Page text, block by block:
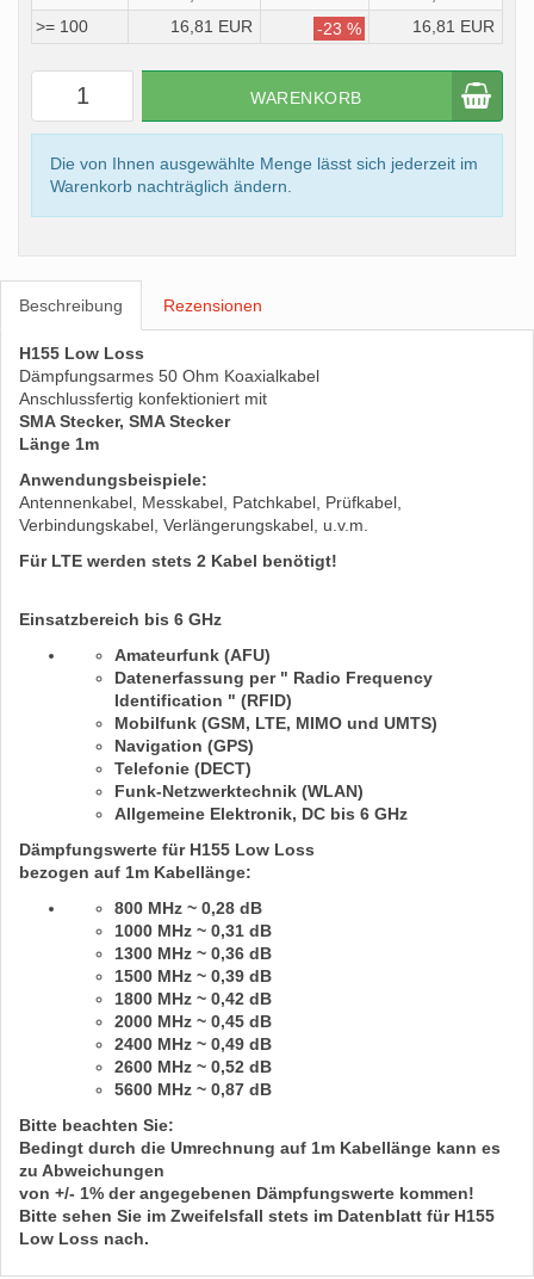
>= 100
16,81 EUR -23 % 16,81 EUR
WARENKORB
Die von Ihnen ausgewählte Menge lässt sich jederzeit im
Warenkorb nachträglich ändern.
Beschreibung Rezensionen
H155 Low Loss
Dämpfungsarmes 50 Ohm Koaxialkabel
Anschlussfertig konfektioniert mit
SMA Stecker, SMA Stecker
Länge 1m
Anwendungsbeispiele:
Antennenkabel, Messkabel, Patchkabel, Prüfkabel,
Verbindungskabel, Verlängerungskabel, u.v.m.
Für LTE werden stets 2 Kabel benötigt!
Einsatzbereich bis 6 GHz
Amateurfunk (AFU)
Datenerfassung per " Radio Frequency
Identification " (RFID)
Mobilfunk (GSM, LTE, MIMO und UMTS)
Navigation (GPS)
Telefonie (DECT)
Funk-Netzwerktechnik (WLAN)
Allgemeine Elektronik, DC bis 6 GHz
Dämpfungswerte für H155 Low Loss
bezogen auf 1m Kabellänge:
800 MHz ~ 0,28 dB
1000 MHz ~ 0,31 dB
1300 MHz ~ 0,36 dB
1500 MHz ~ 0,39 dB
1800 MHz ~ 0,42 dB
2000 MHz ~ 0,45 dB
2400 MHz ~ 0,49 dB
2600 MHz ~ 0,52 dB
5600 MHz ~ 0,87 dB
Bitte beachten Sie:
Bedingt durch die Umrechnung auf 1m Kabellänge kann es
zu Abweichungen
von +/- 1% der angegebenen Dämpfungswerte kommen!
Bitte sehen Sie im Zweifelsfall stets im Datenblatt für H155
Low Loss nach.